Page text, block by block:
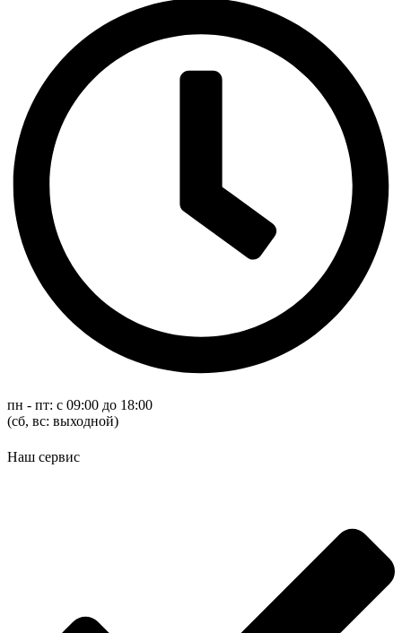
пн - пт: с 09:00 до 18:00
(cб, вс: выходной)
Наш сервис